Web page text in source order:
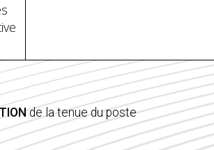
de la tenue du poste